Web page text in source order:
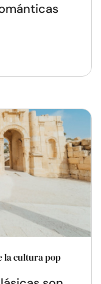
la cultura pop